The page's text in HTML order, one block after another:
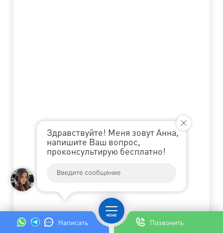
Написать Позвонить
Здравствуйте! Меня зовут Анна,
напишите Ваш вопрос,
проконсультирую бесплатно!